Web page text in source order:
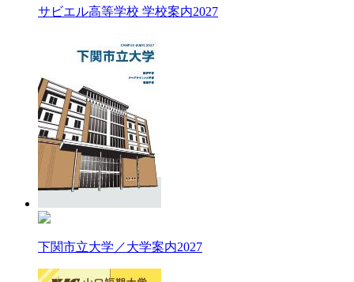
サビエル高等学校 学校案内2027
下関市立大学／大学案内2027